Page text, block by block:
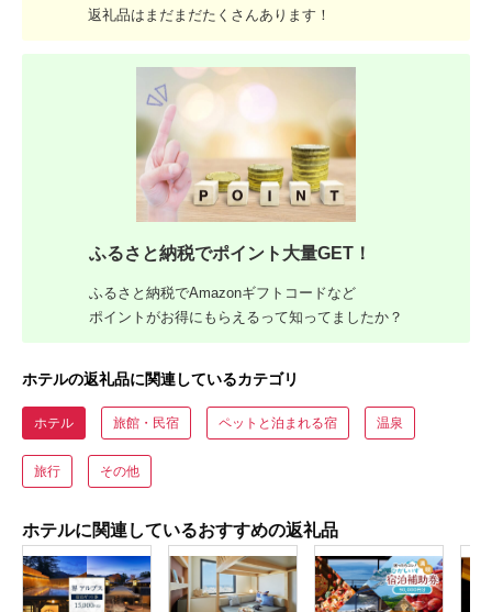
返礼品はまだまだたくさんあります！
ふるさと納税でポイント大量GET！
ふるさと納税でAmazonギフトコードなど
ポイントがお得にもらえるって知ってましたか？
ホテルの返礼品に関連しているカテゴリ
ホテル 旅館・民宿 ペットと泊まれる宿 温泉
旅行 その他
ホテルに関連しているおすすめの返礼品